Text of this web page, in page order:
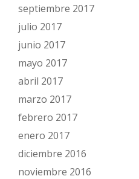
septiembre 2017
julio 2017
junio 2017
mayo 2017
abril 2017
marzo 2017
febrero 2017
enero 2017
diciembre 2016
noviembre 2016